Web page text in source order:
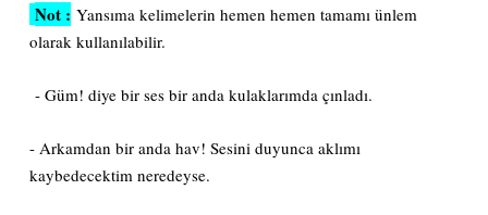
Not : Yansıma kelimelerin hemen hemen tamamı ünlem
olarak kullanılabilir.
- Güm! diye bir ses bir anda kulaklarımda çınladı.
- Arkamdan bir anda hav! Sesini duyunca aklımı
kaybedecektim neredeyse.